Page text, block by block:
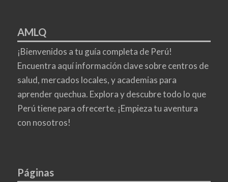
AMLQ
¡Bienvenidos a tu guía completa de Perú!
Encuentra aquí información clave sobre centros de
salud, mercados locales, y academias para
aprender quechua. Explora y descubre todo lo que
Perú tiene para ofrecerte. ¡Empieza tu aventura
con nosotros!
Páginas